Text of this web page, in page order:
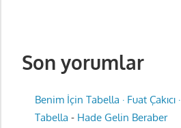
Son yorumlar
Benim İçin Tabella · Fuat Çakıcı ·
Tabella - Hade Gelin Beraber